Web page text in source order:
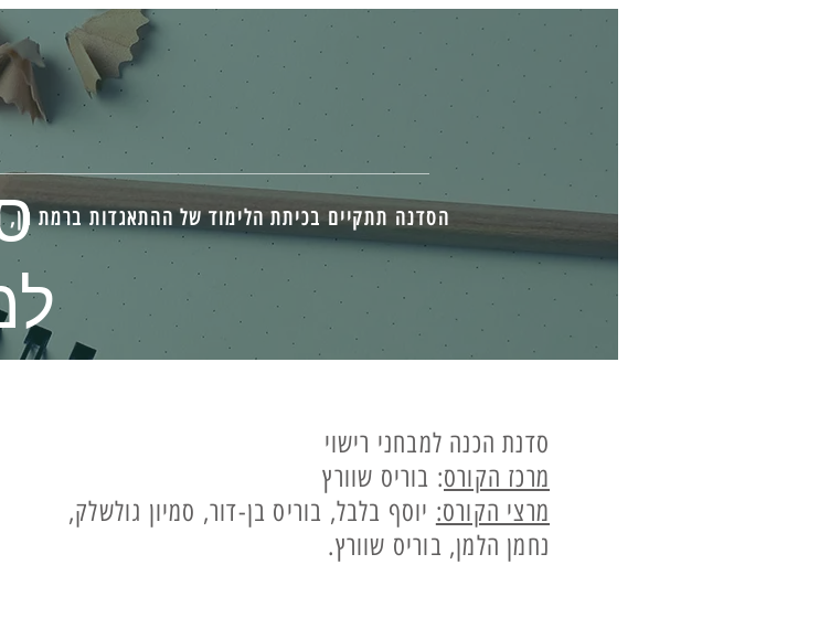
Log In
הסדנה תתקיים בכיתת הלימוד של ההתאגדות ברמת גן, רחוב היצירה 3,
סדנת הכנה למבחני רישוי
מרכז הקורס: בוריס שוורץ
מרצי הקורס: יוסף בלבל, בוריס בן-דור, סמיון גולשלק,
נחמן הלמן, בוריס שוורץ.